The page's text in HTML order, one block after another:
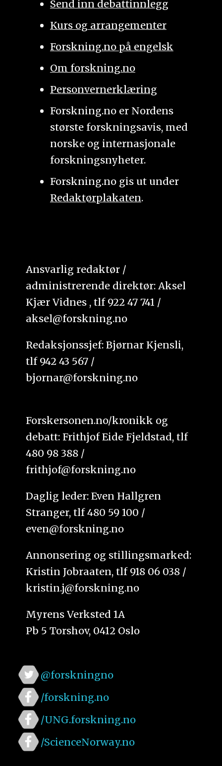
Send inn debattinnlegg
Kurs og arrangementer
Forskning.no på engelsk
Om forskning.no
Personvernerklæring
Forskning.no er Nordens
største forskningsavis, med
norske og internasjonale
forskningsnyheter.
Forskning.no gis ut under
Redaktørplakaten.
Ansvarlig redaktør /
administrerende direktør: Aksel
Kjær Vidnes , tlf 922 47 741 /
aksel@forskning.no
Redaksjonssjef: Bjørnar Kjensli,
tlf 942 43 567 /
bjornar@forskning.no
Forskersonen.no/kronikk og
debatt: Frithjof Eide Fjeldstad, tlf
480 98 388 /
frithjof@forskning.no
Daglig leder: Even Hallgren
Stranger, tlf 480 59 100 /
even@forskning.no
Annonsering og stillingsmarked:
Kristin Jobraaten, tlf 918 06 038 /
kristin.j@forskning.no
Myrens Verksted 1A
Pb 5 Torshov, 0412 Oslo
@forskningno
/forskning.no
/UNG.forskning.no
/ScienceNorway.no